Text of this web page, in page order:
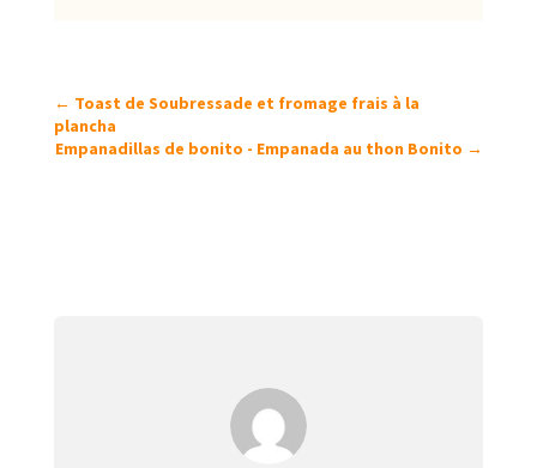
← Toast de Soubressade et fromage frais à la
plancha
Empanadillas de bonito - Empanada au thon Bonito →